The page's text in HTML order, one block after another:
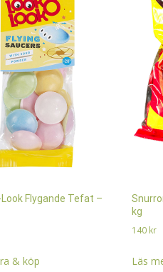
Look Flygande Tefat –
& köp
kg
140 kr
Läs